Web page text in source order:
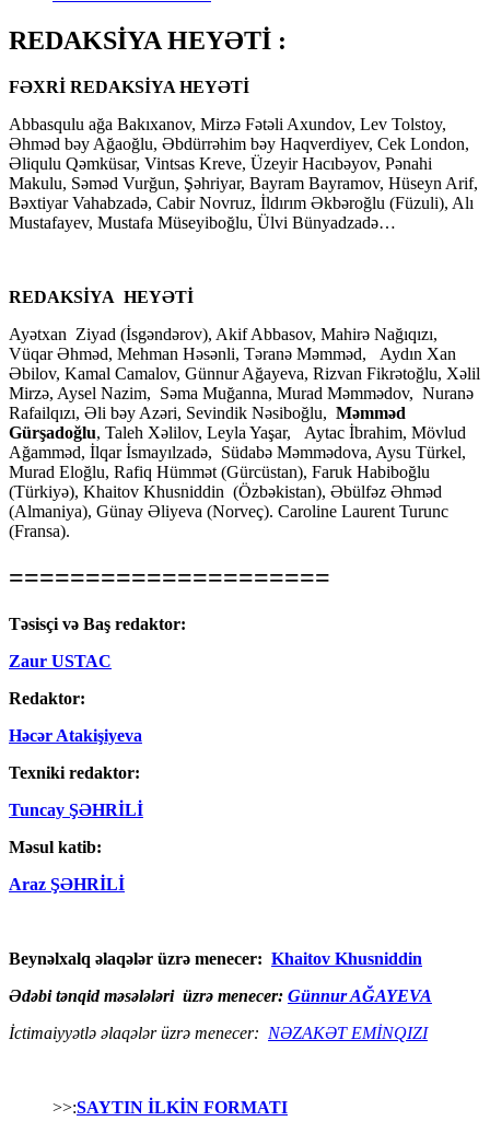
REDAKSİYA HEYƏTİ :
FƏXRİ REDAKSİYA HEYƏTİ
Abbasqulu ağa Bakıxanov, Mirzə Fətəli Axundov, Lev Tolstoy,
Əhməd bəy Ağaoğlu, Əbdürrəhim bəy Haqverdiyev, Cek London,
Əliqulu Qəmküsar, Vintsas Kreve, Üzeyir Hacıbəyov, Pənahi
Makulu, Səməd Vurğun, Şəhriyar, Bayram Bayramov, Hüseyn Arif,
Bəxtiyar Vahabzadə, Cabir Novruz, İldırım Əkbəroğlu (Füzuli), Alı
Mustafayev, Mustafa Müseyiboğlu, Ülvi Bünyadzadə…
REDAKSİYA HEYƏTİ
Ayətxan Ziyad (İsgəndərov), Akif Abbasov, Mahirə Nağıqızı,
Vüqar Əhməd, Mehman Həsənli, Təranə Məmməd, Aydın Xan
Əbilov, Kamal Camalov, Günnur Ağayeva, Rizvan Fikrətoğlu, Xəlil
Mirzə, Aysel Nazim, Səma Muğanna, Murad Məmmədov, Nuranə
Rafailqızı, Əli bəy Azəri, Sevindik Nəsiboğlu, Məmməd
Gürşadoğlu, Taleh Xəlilov, Leyla Yaşar, Aytac İbrahim, Mövlud
Ağamməd, İlqar İsmayılzadə, Südabə Məmmədova, Aysu Türkel,
Murad Eloğlu, Rafiq Hümmət (Gürcüstan), Faruk Habiboğlu
(Türkiyə), Khaitov Khusniddin (Özbəkistan), Əbülfəz Əhməd
(Almaniya), Günay Əliyeva (Norveç). Caroline Laurent Turunc
(Fransa).
=====================
Təsisçi və Baş redaktor:
Zaur USTAC
Redaktor:
Həcər Atakişiyeva
Texniki redaktor:
Tuncay ŞƏHRİLİ
Məsul katib:
Araz ŞƏHRİLİ
Beynəlxalq əlaqələr üzrə menecer: Khaitov Khusniddin
Ədəbi tənqid məsələləri üzrə menecer: Günnur AĞAYEVA
İctimaiyyətlə əlaqələr üzrə menecer: NƏZAKƏT EMİNQIZI
>>:SAYTIN İLKİN FORMATI